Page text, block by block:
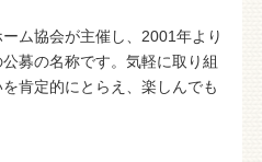
ム協会が主催し、2001年より
募の名称です。気軽に取り組
肯定的にとらえ、楽しんでも